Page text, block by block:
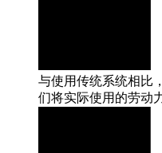
与使用传统系统相比
们将实际使用的劳动